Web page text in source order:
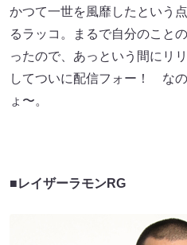
かつて一世を風靡したという
るラッコ。まるで自分のこと
ったので、あっという間にリ
してついに配信フォー！ な
ょ〜。
■レイザーラモンRG